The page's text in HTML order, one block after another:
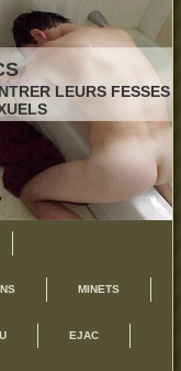
LEURS FESSES
MINETS
EJAC